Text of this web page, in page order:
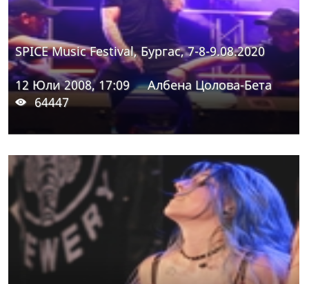
SPICE Music Festival, Бургас, 7-8-9.08.2020
12 Юли 2008, 17:09
Албена Цолова-Бета
64447